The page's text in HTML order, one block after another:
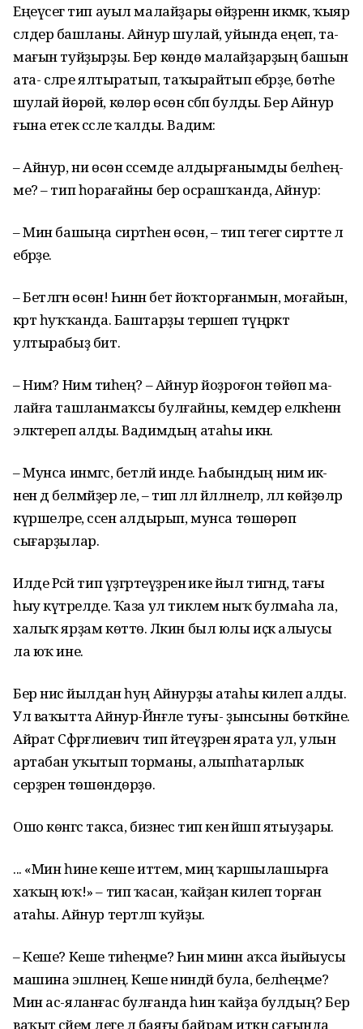
Еңеүсегә тип ауыл малай­ҙары өйҙәренән икмәк, ҡыяр
сәлдерә башланы. Ай­нур шулай, уйында еңеп, та­
мағын туйҙырҙы. Бер көндө малайҙарҙың башын
ата- сәләре ялтыратып, таҡы­райтып ебәрҙе, бөтәһе
шу­лай йөрөй, көлөр өсөн сәбәп булды. Бер Айнур
ғына етек сәсле ҡалды. Вадим:
– Айнур, ни өсөн сәсем­де алдырғанымды беләһең­
ме? – тип һорағайны бер ос­рашҡанда, Айнур:
– Мин башыңа сиртһен өсөн, – тип тегегә сиртте лә
ебәрҙе.
– Бетләгән өсөн! Һинән бет йоҡторғанмын, моға­йын,
кәрт һуҡҡанда. Баш­тарҙы терәшеп түңәрәктә
ултырабыҙ бит.
– Нимә? Нимә тиһең? – Айнур йоҙроғон төйөп ма­
лайға ташланмаҡсы булғай­ны, кемдер елкәһенән
эләк­тереп алды. Вадимдың атаһы икән.
– Мунса инмәгәс, бетләй инде. Һабындың нимә икә-
нен дә белмәйҙер әле, – тип әллә йәлләнеләр, әллә көйҙөләр
күршеләре, сәсен алдырып, мунса төшөрөп
сығарҙылар.
Илде Рәсәй тип үҙгәртеүҙәренә ике йыл тигәндә, тағы
һыу күтәрелде. Ҡаза ул тиклем ныҡ булмаһа ла,
ха­лыҡ ярҙам көттө. Ләкин был юлы иҫкә алыусы
ла юҡ ине.
Бер нисә йылдан һуң Айнурҙы атаһы ки­леп алды.
Ул ва­ҡытта Айнур-Йәнғәле туғы- ҙынсыны бөткәйне.
Айрат Сәфәрғәлиевич тип әйтеүҙә­рен ярата ул, улын
артабан уҡытып торманы, алыпһатарлык
серҙәренә төшөндөрҙө.
Ошо көнгәсә такса, биз­нес тип кенә йәшәп ятыу­ҙары.
... «Мин һине кеше ит­тем, миңә ҡаршылашырға
хаҡың юҡ!» – тип ҡасан, ҡайҙан килеп торған
атаһы. Айнур тертләп ҡуйҙы.
– Кеше? Кеше тиһеңме? Һин минән аҡса йыйыусы
машина эшләнең. Кеше ниндәй була, беләһеңме?
Мин ас-яланғас булғанда һин ҡайҙа булдың? Бер
ва­ҡыт әсәйем әлеге лә баяғы байрам иткән сағында